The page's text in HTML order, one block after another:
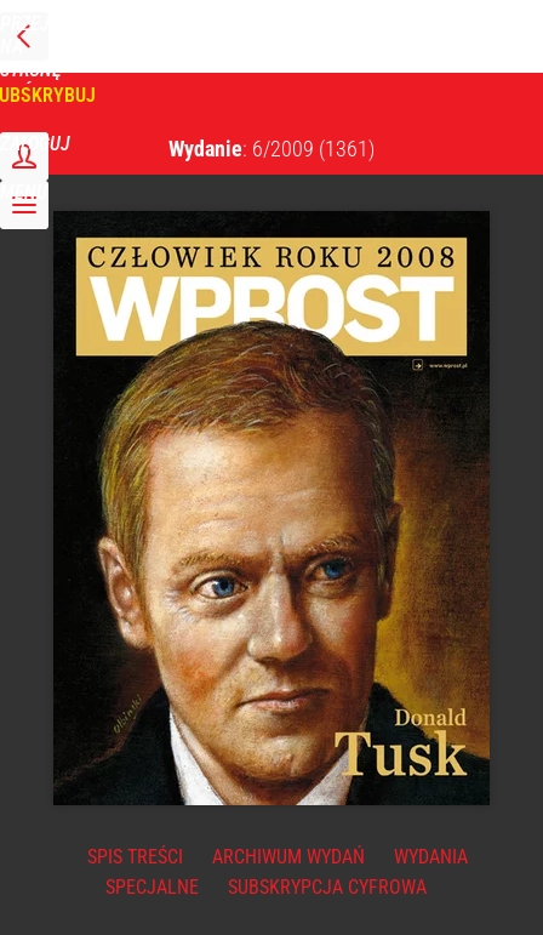
PRZEJDŹ
NA
STRONĘ
GŁÓWNĄ
ZALOGUJ
MENU
Wydanie: 6/2009 (1361)
SPIS TREŚCI ARCHIWUM WYDAŃ
WYDANIA
SPECJALNE
SUBSKRYPCJA CYFROWA